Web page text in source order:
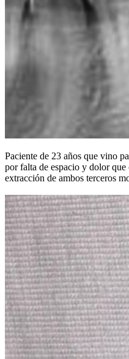
Paciente de 23 años que vino
por falta de espacio y dolor que
extracción de ambos terceros